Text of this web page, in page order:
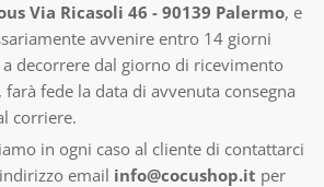
Via Ricasoli 46 - 90139 Palermo, e
avvenire entro 14 giorni
decorrere dal giorno di ricevimento
farà fede la data di avvenuta consegna
corriere.
in ogni caso al cliente di contattarci
email info@cocushop.it per